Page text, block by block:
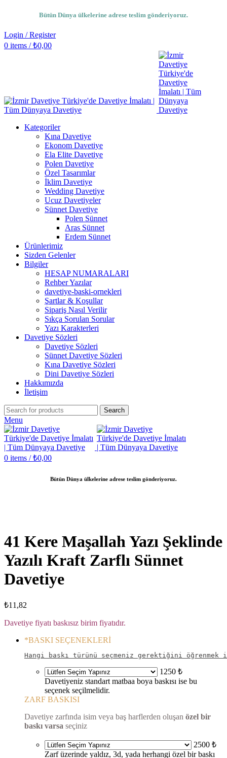
Bütün Dünya ülkelerine adrese teslim gönderiyoruz.
Login / Register
0 items / ₺0,00
Kategoriler
Kına Davetiye
Ekonom Davetiye
Ela Elite Davetiye
Polen Davetiye
Özel Tasarımlar
İklim Davetiye
Wedding Davetiye
Ucuz Davetiyeler
Sünnet Davetiye
Polen Sünnet
Aras Sünnet
Erdem Sünnet
Ürünlerimiz
Sizden Gelenler
Bilgiler
HESAP NUMARALARI
Rehber Yazılar
davetiye-baski-ornekleri
Şartlar & Koşullar
Sipariş Nasıl Verilir
Sıkça Sorulan Sorular
Yazı Karakterleri
Davetiye Sözleri
Davetiye Sözleri
Sünnet Davetiye Sözleri
Kına Davetiye Sözleri
Dini Davetiye Sözleri
Hakkımızda
İletişim
Search
Menu
0 items / ₺0,00
Bütün Dünya ülkelerine adrese teslim gönderiyoruz.
41 Kere Maşallah Yazı Şeklinde
Yazılı Kraft Zarflı Sünnet
Davetiye
₺11,82
Davetiye fiyatı baskısız birim fiyatıdır.
*BASKI SEÇENEKLERİ
Hangi baskı türünü seçmeniz gerektiğini öğrenmek
1250 ₺
Davetiyeniz standart matbaa boya baskısı ise bu
seçenek seçilmelidir.
ZARF BASKISI
Davetiye zarfında isim veya baş harflerden oluşan özel bir
baskı varsa seçiniz
2500 ₺
Zarf üzerinde yaldız, 3d, yada herhangi özel bir baskı